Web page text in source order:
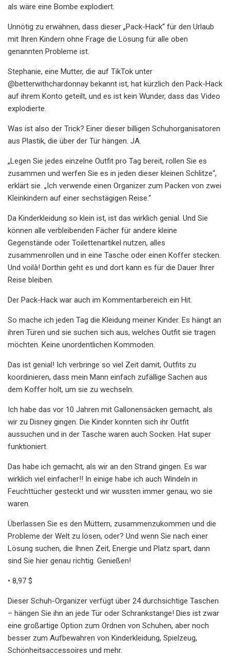
als wäre eine Bombe explodiert.
Unnötig zu erwähnen, dass dieser „Pack-Hack“ für den Urlaub
mit Ihren Kindern ohne Frage die Lösung für alle oben
genannten Probleme ist.
Stephanie, eine Mutter, die auf TikTok unter
@betterwithchardonnay bekannt ist, hat kürzlich den Pack-Hack
auf ihrem Konto geteilt, und es ist kein Wunder, dass das Video
explodierte.
Was ist also der Trick? Einer dieser billigen Schuhorganisatoren
aus Plastik, die über der Tür hängen. JA.
„Legen Sie jedes einzelne Outfit pro Tag bereit, rollen Sie es
zusammen und werfen Sie es in jeden dieser kleinen Schlitze“,
erklärt sie. „Ich verwende einen Organizer zum Packen von zwei
Kleinkindern auf einer sechstägigen Reise.“
Da Kinderkleidung so klein ist, ist das wirklich genial. Und Sie
können alle verbleibenden Fächer für andere kleine
Gegenstände oder Toilettenartikel nutzen, alles
zusammenrollen und in eine Tasche oder einen Koffer stecken.
Und voilà! Dorthin geht es und dort kann es für die Dauer Ihrer
Reise bleiben.
Der Pack-Hack war auch im Kommentarbereich ein Hit.
So mache ich jeden Tag die Kleidung meiner Kinder. Es hängt an
ihren Türen und sie suchen sich aus, welches Outfit sie tragen
möchten. Keine unordentlichen Kommoden.
Das ist genial! Ich verbringe so viel Zeit damit, Outfits zu
koordinieren, dass mein Mann einfach zufällige Sachen aus
dem Koffer holt, um sie zu wechseln.
Ich habe das vor 10 Jahren mit Gallonensäcken gemacht, als
wir zu Disney gingen. Die Kinder konnten sich ihr Outfit
aussuchen und in der Tasche waren auch Socken. Hat super
funktioniert.
Das habe ich gemacht, als wir an den Strand gingen. Es war
wirklich viel einfacher!! In einige habe ich auch Windeln in
Feuchttücher gesteckt und wir wussten immer genau, wo sie
waren.
Überlassen Sie es den Müttern, zusammenzukommen und die
Probleme der Welt zu lösen, oder? Und wenn Sie nach einer
Lösung suchen, die Ihnen Zeit, Energie und Platz spart, dann
sind Sie hier genau richtig. Genießen!
• 8,97 $
Dieser Schuh-Organizer verfügt über 24 durchsichtige Taschen
– hängen Sie ihn an jede Tür oder Schrankstange! Dies ist zwar
eine großartige Option zum Ordnen von Schuhen, aber noch
besser zum Aufbewahren von Kinderkleidung, Spielzeug,
Schönheitsaccessoires und mehr.